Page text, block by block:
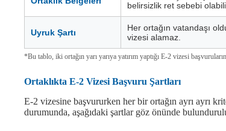
belirsizlik ret sebebi
Uyruk Şartı
Her ortağın vatandaşı
vizesi alamaz.
*Bu tablo, iki ortağın yarı yarıya yatırım yaptığı E-2 vizesi
Ortaklıkta E-2 Vizesi Başvuru Şartları
E-2 vizesine başvururken her bir ortağın ayrı ayrı
durumunda, aşağıdaki şartlar göz önünde